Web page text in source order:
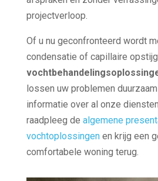
projectverloop.
Of u nu geconfronteerd wordt
condensatie of capillaire
lossen uw problemen
informatie over al onze
raadpleeg de algemene
vochtoplossingenen krijg een
comfortabele woning terug.